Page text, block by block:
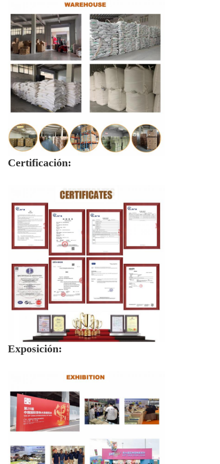
Certificación:
Exposición: